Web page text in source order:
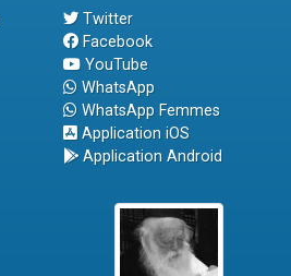
Twitter
Facebook
YouTube
WhatsApp
WhatsApp Femmes
Application iOS
Application Android